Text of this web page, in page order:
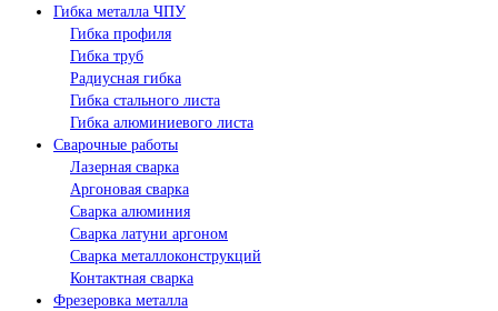
Гибка металла ЧПУ
Гибка профиля
Гибка труб
Радиусная гибка
Гибка стального листа
Гибка алюминиевого листа
Сварочные работы
Лазерная сварка
Аргоновая сварка
Сварка алюминия
Сварка латуни аргоном
Сварка металлоконструкций
Контактная сварка
Фрезеровка металла